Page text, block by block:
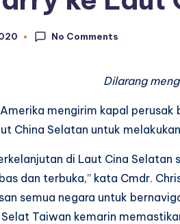
No Comments
Dilarang
mengirim kapal perusak
China Selatan untuk
di Laut Cina
dan terbuka,” kata Cmdr.
semua negara untuk
Taiwan kemarin